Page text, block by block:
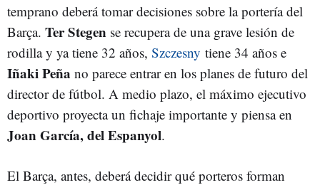
temprano deberá tomar decisiones sobre la portería del
Barça. Ter Stegen se recupera de una grave lesión de
rodilla y ya tiene 32 años, Szczesny tiene 34 años e
Iñaki Peña no parece entrar en los planes de futuro del
director de fútbol. A medio plazo, el máximo ejecutivo
deportivo proyecta un fichaje importante y piensa en
Joan García, del Espanyol.
El Barça, antes, deberá decidir qué porteros forman